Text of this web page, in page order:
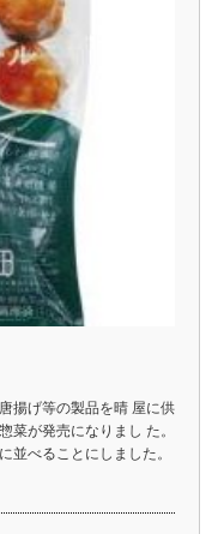
揚げ等の製品を晴 屋に供
菜が発売になりまし た。
並べることにしました。